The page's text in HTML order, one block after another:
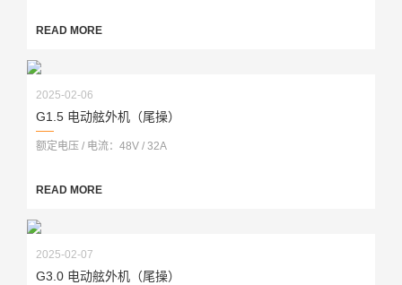
READ MORE
2025-02-06
G1.5 电动舷外机（尾操）
额定电压 / 电流：48V / 32A
READ MORE
2025-02-07
G3.0 电动舷外机（尾操）